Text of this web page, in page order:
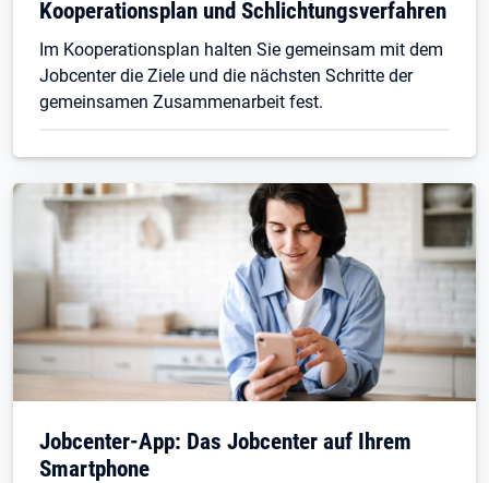
Kooperationsplan und Schlichtungsverfahren
Im Kooperationsplan halten Sie gemeinsam mit dem
Jobcenter die Ziele und die nächsten Schritte der
gemeinsamen Zusammenarbeit fest.
Jobcenter-App: Das Jobcenter auf Ihrem
Smartphone